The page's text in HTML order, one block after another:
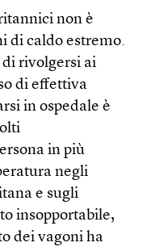
non è
di caldo estremo.
rivolgersi ai
di effettiva
in ospedale è
in più
negli
e sugli
insopportabile,
dei vagoni ha